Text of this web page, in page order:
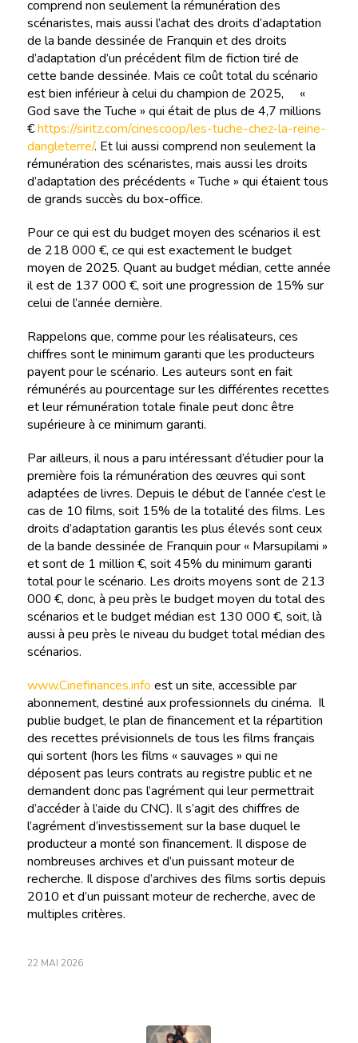
comprend non seulement la rémunération des
scénaristes, mais aussi l’achat des droits d’adaptation
de la bande dessinée de Franquin et des droits
d’adaptation d’un précédent film de fiction tiré de
cette bande dessinée. Mais ce coût total du scénario
est bien inférieur à celui du champion de 2025, «
God save the Tuche » qui était de plus de 4,7 millions
€https://siritz.com/cinescoop/les-tuche-chez-la-reine-
dangleterre/. Et lui aussi comprend non seulement la
rémunération des scénaristes, mais aussi les droits
d’adaptation des précédents « Tuche » qui étaient tous
de grands succès du box-office.
Pour ce qui est du budget moyen des scénarios il est
de 218 000 €, ce qui est exactement le budget
moyen de 2025. Quant au budget médian, cette année
il est de 137 000 €, soit une progression de 15% sur
celui de l’année dernière.
Rappelons que, comme pour les réalisateurs, ces
chiffres sont le minimum garanti que les producteurs
payent pour le scénario. Les auteurs sont en fait
rémunérés au pourcentage sur les différentes recettes
et leur rémunération totale finale peut donc être
supérieure à ce minimum garanti.
Par ailleurs, il nous a paru intéressant d’étudier pour la
première fois la rémunération des œuvres qui sont
adaptées de livres. Depuis le début de l’année c’est le
cas de 10 films, soit 15% de la totalité des films. Les
droits d’adaptation garantis les plus élevés sont ceux
de la bande dessinée de Franquin pour « Marsupilami »
et sont de 1 million €, soit 45% du minimum garanti
total pour le scénario. Les droits moyens sont de 213
000 €, donc, à peu près le budget moyen du total des
scénarios et le budget médian est 130 000 €, soit, là
aussi à peu près le niveau du budget total médian des
scénarios.
www.Cinefinances.info est un site, accessible par
abonnement, destiné aux professionnels du cinéma. Il
publie budget, le plan de financement et la répartition
des recettes prévisionnels de tous les films français
qui sortent (hors les films « sauvages » qui ne
déposent pas leurs contrats au registre public et ne
demandent donc pas l’agrément qui leur permettrait
d’accéder à l’aide du CNC). Il s’agit des chiffres de
l’agrément d’investissement sur la base duquel le
producteur a monté son financement. Il dispose de
nombreuses archives et d’un puissant moteur de
recherche. Il dispose d’archives des films sortis depuis
2010 et d’un puissant moteur de recherche, avec de
multiples critères.
22 MAI 2026